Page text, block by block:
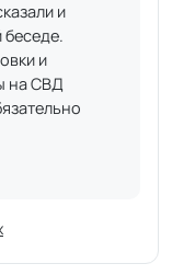
и
и
на СВД